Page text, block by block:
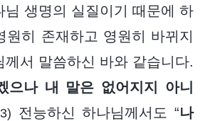
님 생명의 실질이기 때문에 하
원히 존재하고 영원히 바뀌지
께서 말씀하신 바와 같습니다.
으나 내 말은 없어지지 아니
전능하신 하나님께서도 “나